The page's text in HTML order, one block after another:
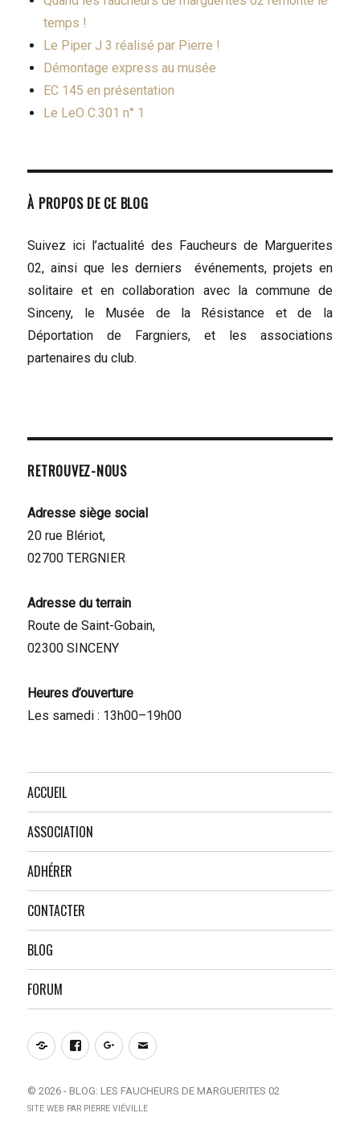
temps !
Le Piper J 3 réalisé par Pierre !
Démontage express au musée
EC 145 en présentation
Le LeO C.301 n° 1
À PROPOS DE CE BLOG
Suivez ici l’actualité des Faucheurs de Marguerites
02, ainsi que les derniers événements, projets en
solitaire et en collaboration avec la commune de
Sinceny, le Musée de la Résistance et de la
Déportation de Fargniers, et les associations
partenaires du club.
RETROUVEZ-NOUS
Adresse siège social
20 rue Blériot,
02700 TERGNIER
Adresse du terrain
Route de Saint-Gobain,
02300 SINCENY
Heures d’ouverture
Les samedi : 13h00–19h00
ACCUEIL
ASSOCIATION
ADHÉRER
CONTACTER
BLOG
FORUM
Notre Facebook
Google+
E-
© 2026 - BLOG: LES FAUCHEURS DE MARGUERITES 02
SITE WEB PAR PIERRE VIÉVILLE